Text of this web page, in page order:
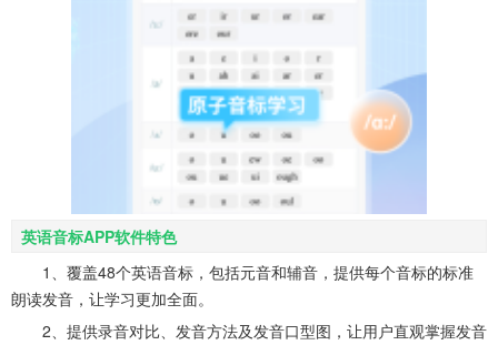
英语音标APP软件特色
1、覆盖48个英语音标，包括元音和辅音，提供每个音标的标准
朗读发音，让学习更加全面。
2、提供录音对比、发音方法及发音口型图，让用户直观掌握发音